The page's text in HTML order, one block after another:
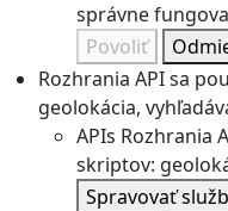
správne
Povoliť
Rozhrania API sa
geolokácia,
APIs Rozhrania
skriptov:
Spravovať